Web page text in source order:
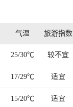
气温 旅游指数
25/30℃ 较不宜
17/29℃ 适宜
15/20℃ 适宜